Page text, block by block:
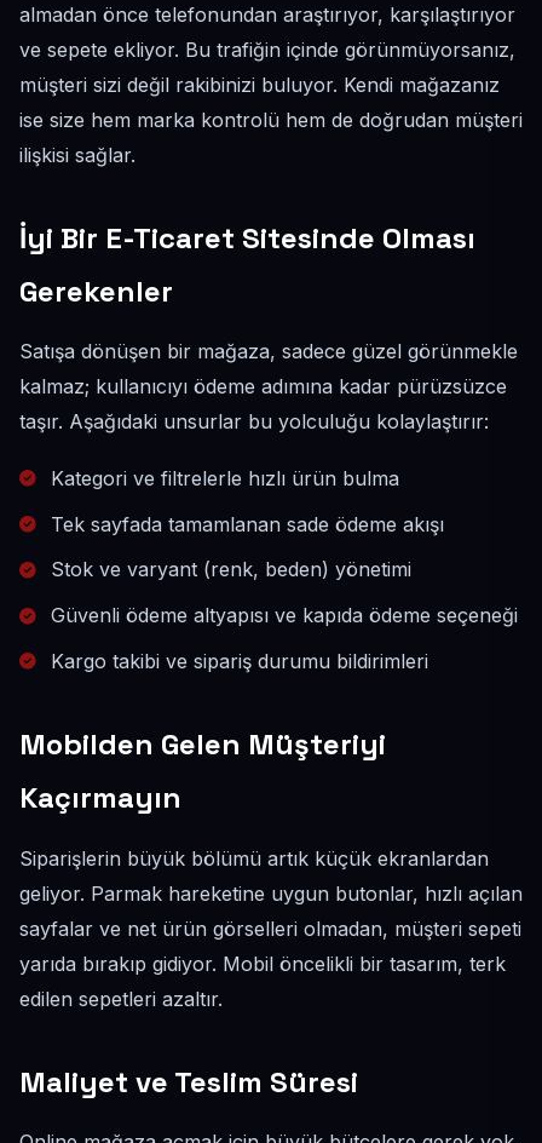
almadan önce telefonundan araştırıyor, karşılaştırıyor
ve sepete ekliyor. Bu trafiğin içinde görünmüyorsanız,
müşteri sizi değil rakibinizi buluyor. Kendi mağazanız
ise size hem marka kontrolü hem de doğrudan müşteri
ilişkisi sağlar.
İyi Bir E-Ticaret Sitesinde Olması
Gerekenler
Satışa dönüşen bir mağaza, sadece güzel görünmekle
kalmaz; kullanıcıyı ödeme adımına kadar pürüzsüzce
taşır. Aşağıdaki unsurlar bu yolculuğu kolaylaştırır:
Kategori ve filtrelerle hızlı ürün bulma
Tek sayfada tamamlanan sade ödeme akışı
Stok ve varyant (renk, beden) yönetimi
Güvenli ödeme altyapısı ve kapıda ödeme seçeneği
Kargo takibi ve sipariş durumu bildirimleri
Mobilden Gelen Müşteriyi
Kaçırmayın
Siparişlerin büyük bölümü artık küçük ekranlardan
geliyor. Parmak hareketine uygun butonlar, hızlı açılan
sayfalar ve net ürün görselleri olmadan, müşteri sepeti
yarıda bırakıp gidiyor. Mobil öncelikli bir tasarım, terk
edilen sepetleri azaltır.
Maliyet ve Teslim Süresi